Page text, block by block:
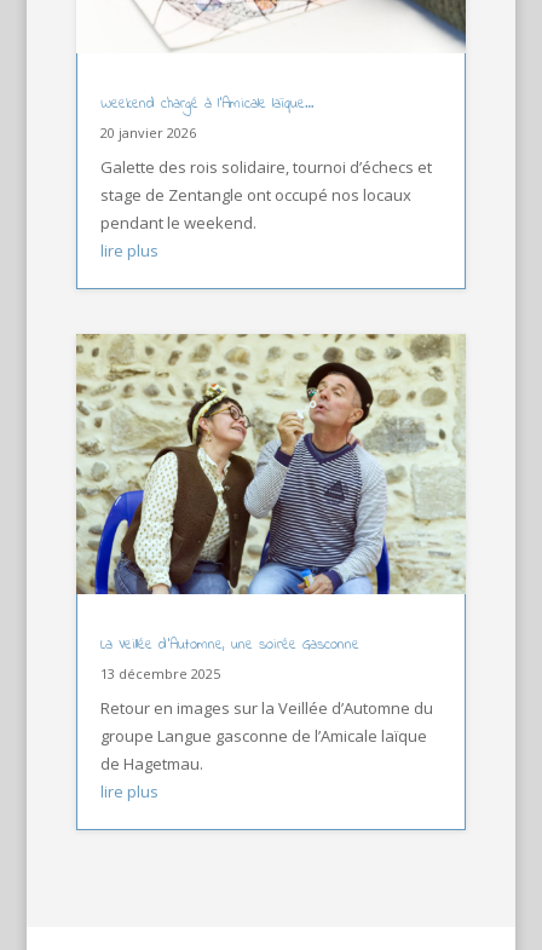
Weekend chargé à l’Amicale laïque…
20 janvier 2026
Galette des rois solidaire, tournoi d’échecs et
stage de Zentangle ont occupé nos locaux
pendant le weekend.
lire plus
La Veillée d’Automne, une soirée Gasconne
13 décembre 2025
Retour en images sur la Veillée d’Automne du
groupe Langue gasconne de l’Amicale laïque
de Hagetmau.
lire plus